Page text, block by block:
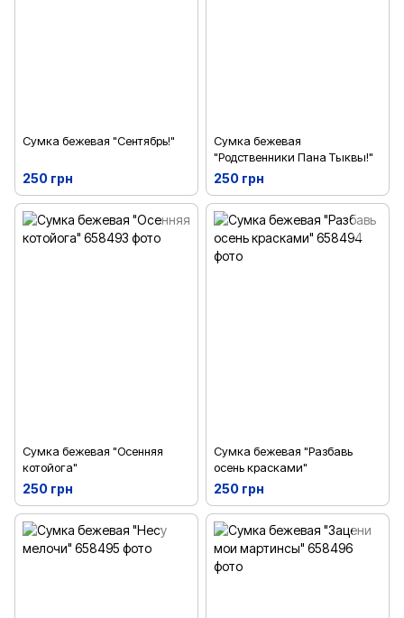
Сумка бежевая "Сентябрь!"
250 грн
Сумка бежевая
"Родственники Пана Тыквы!"
250 грн
Сумка бежевая "Осенняя
котойога"
250 грн
Сумка бежевая "Разбавь
осень красками"
250 грн